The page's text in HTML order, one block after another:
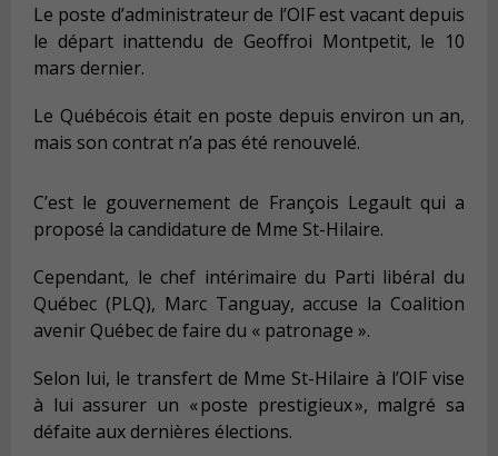
Le poste d’administrateur de l’OIF est vacant depuis
le départ inattendu de Geoffroi Montpetit, le 10
mars dernier.
Le Québécois était en poste depuis environ un an,
mais son contrat n’a pas été renouvelé.
C’est le gouvernement de François Legault qui a
proposé la candidature de Mme St-Hilaire.
Cependant, le chef intérimaire du Parti libéral du
Québec (PLQ), Marc Tanguay, accuse la Coalition
avenir Québec de faire du « patronage ».
Selon lui, le transfert de Mme St-Hilaire à l’OIF vise
à lui assurer un « poste prestigieux », malgré sa
défaite aux dernières élections.